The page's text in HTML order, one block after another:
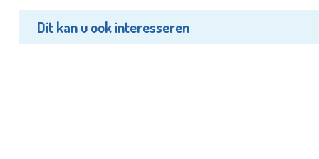
Dit kan u ook interesseren